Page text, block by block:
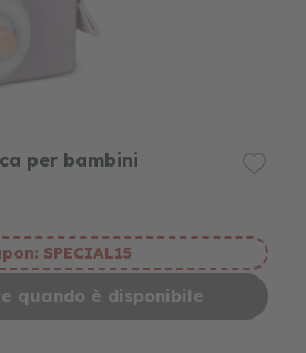
per bambini
SPECIAL15
quando è disponibile